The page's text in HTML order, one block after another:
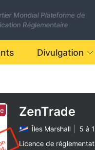
Mondial Plateforme de
Réglementaire
Divulgation
pour l'instant.
ZenTrade
Îles Marshall
5 à
Licence de